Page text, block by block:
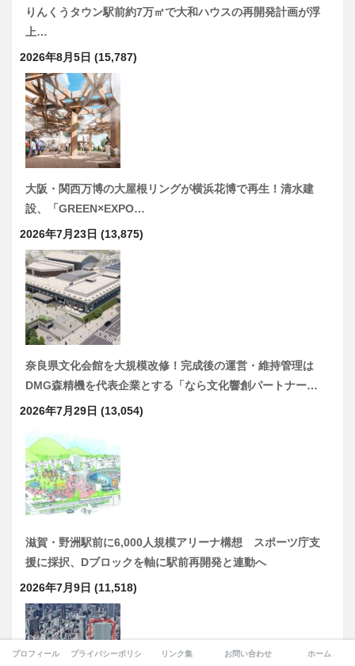
りんくうタウン駅前約7万㎡で大和ハウスの再開発計画が浮
上…
2026年8月5日 (15,787)
大阪・関西万博の大屋根リングが横浜花博で再生！清水建
設、「GREEN×EXPO…
2026年7月23日 (13,875)
奈良県文化会館を大規模改修！完成後の運営・維持管理は
DMG森精機を代表企業とする「なら文化響創パートナー…
2026年7月29日 (13,054)
滋賀・野洲駅前に6,000人規模アリーナ構想 スポーツ庁支
援に採択、Dブロックを軸に駅前再開発と連動へ
2026年7月9日 (11,518)
プロフィール プライバシーポリシー リンク集 お問い合わせ ホーム